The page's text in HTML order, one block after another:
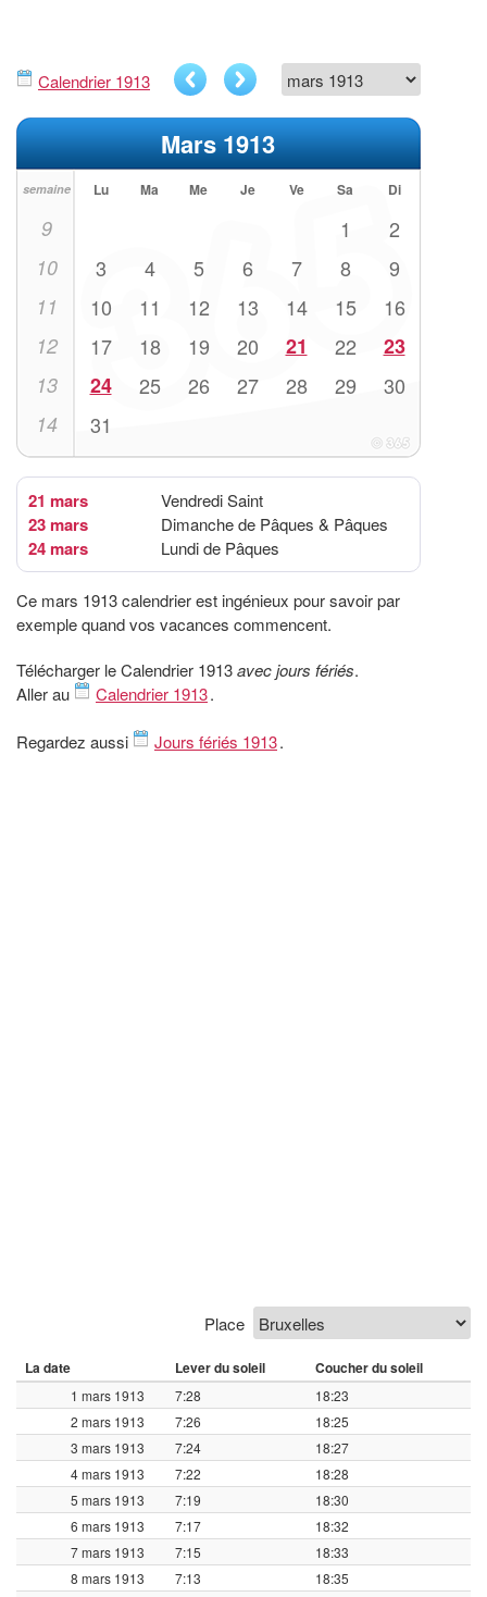
Calendrier 1913
Mars 1913
semaine Lu Ma Me Je Ve Sa Di
9 1 2
10 3 4 5 6 7 8 9
11 10 11 12 13 14 15 16
12 17 18 19 20 21 22 23
13 24 25 26 27 28 29 30
14 31
21 mars Vendredi Saint
23 mars Dimanche de Pâques & Pâques
24 mars Lundi de Pâques
Ce mars 1913 calendrier est ingénieux pour savoir par
exemple quand vos vacances commencent.
Télécharger le Calendrier 1913avec jours fériés.
Aller au
Calendrier 1913.
Regardez aussi Jours fériés 1913.
Place
La date Lever du soleil Coucher du soleil
1 mars 1913 7:28
18:23
2 mars 1913
7:26
18:25
3 mars 1913
7:24
18:27
4 mars 1913
7:22
18:28
5 mars 1913
7:19
18:30
6 mars 1913
7:17
18:32
7 mars 1913
7:15
18:33
8 mars 1913
7:13
18:35